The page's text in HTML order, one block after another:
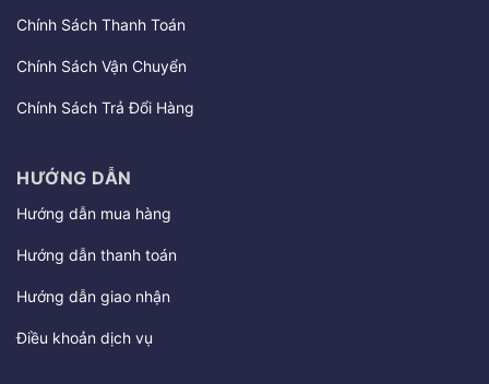
Chính Sách Thanh Toán
Chính Sách Vận Chuyển
Chính Sách Trả Đổi Hàng
HƯỚNG DẪN
Hướng dẫn mua hàng
Hướng dẫn thanh toán
Hướng dẫn giao nhận
Điều khoản dịch vụ